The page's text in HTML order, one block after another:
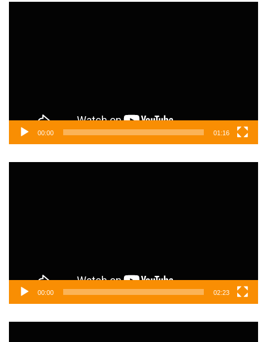
00:00 01:16
00:00 02:23